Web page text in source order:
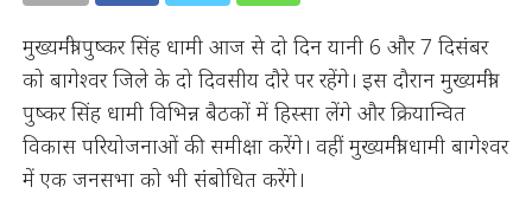
मुख्यमंत्री पुष्कर सिंह धामी आज से दो दिन यानी 6 और 7 दिसंबर
को बागेश्वर जिले के दो दिवसीय दौरे पर रहेंगे। इस दौरान मुख्यमंत्री
पुष्कर सिंह धामी विभिन्न बैठकों में हिस्सा लेंगे और क्रियान्वित
विकास परियोजनाओं की समीक्षा करेंगे। वहीं मुख्यमंत्री धामी बागेश्वर
में एक जनसभा को भी संबोधित करेंगे।